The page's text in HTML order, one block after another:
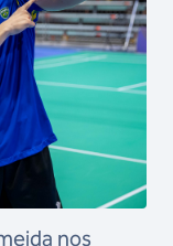
nos